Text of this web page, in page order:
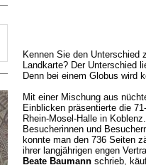
Kennen Sie den Unterschied
Landkarte? Der Unterschied
Denn bei einem Globus wird
Mit einer Mischung aus
Einblicken präsentierte die
Rhein-Mosel-Halle in
Besucherinnen und
konnte man den 736 Seiten
ihrer langjährigen engen
Beate Baumannschrieb,